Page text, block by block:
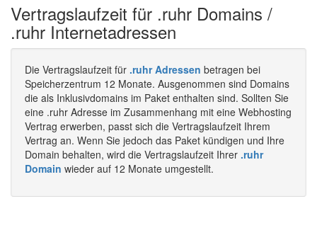
Vertragslaufzeit für .ruhr Domains /
.ruhr Internetadressen
Die Vertragslaufzeit für .ruhr Adressen betragen bei
Speicherzentrum 12 Monate. Ausgenommen sind Domains
die als Inklusivdomains im Paket enthalten sind. Sollten Sie
eine .ruhr Adresse im Zusammenhang mit eine Webhosting
Vertrag erwerben, passt sich die Vertragslaufzeit Ihrem
Vertrag an. Wenn Sie jedoch das Paket kündigen und Ihre
Domain behalten, wird die Vertragslaufzeit Ihrer .ruhr
Domain wieder auf 12 Monate umgestellt.